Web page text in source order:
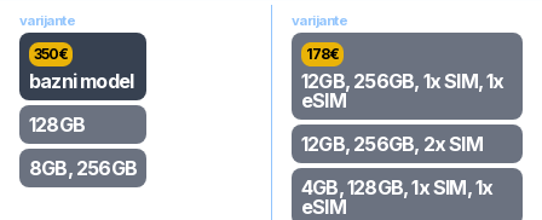
varijante
350€
bazni model
128GB
8GB, 256GB
varijante
178€
12GB, 256GB, 1x SIM, 1x
eSIM
12GB, 256GB, 2x SIM
4GB, 128GB, 1x SIM, 1x
eSIM